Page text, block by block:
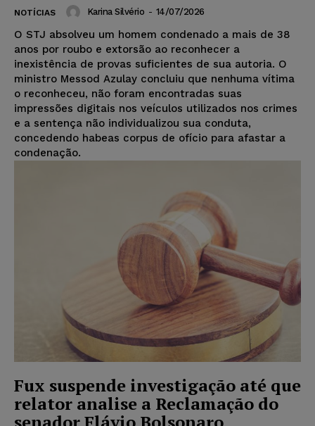
NOTÍCIAS Karina Silvério - 14/07/2026
O STJ absolveu um homem condenado a mais de 38
anos por roubo e extorsão ao reconhecer a
inexistência de provas suficientes de sua autoria. O
ministro Messod Azulay concluiu que nenhuma vítima
o reconheceu, não foram encontradas suas
impressões digitais nos veículos utilizados nos crimes
e a sentença não individualizou sua conduta,
concedendo habeas corpus de ofício para afastar a
condenação.
Fux suspende investigação até que
relator analise a Reclamação do